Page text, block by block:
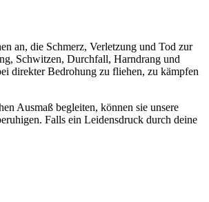
an, die Schmerz, Verletzung und Tod zur
Schwitzen, Durchfall, Harndrang und
direkter Bedrohung zu fliehen, zu kämpfen
Ausmaß begleiten, können sie unsere
Falls ein Leidensdruck durch deine